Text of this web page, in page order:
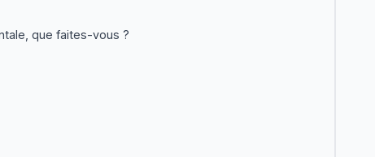
que faites-vous ?